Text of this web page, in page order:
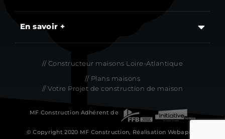
En savoir +
// Constructeur maisons Loire-Atlantique
// Plans maisons
// Votre Projet de construction de maison
MF Construction Adhérent de
© Copyright 2020 MF Construction, Réalisation Webapic –